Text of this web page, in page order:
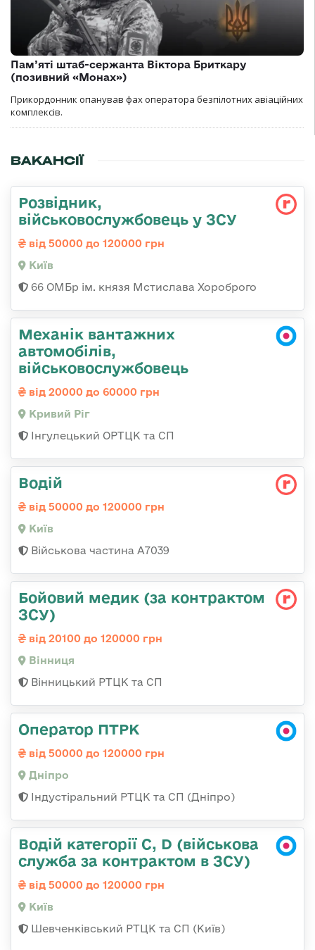
Пам’яті штаб-сержанта Віктора Бриткару
(позивний «Монах»)
Прикордонник опанував фах оператора безпілотних авіаційних
комплексів.
ВАКАНСІЇ
Розвідник,
військовослужбовець у ЗСУ
від 50000 до 120000 грн
Київ
66 ОМБр ім. князя Мстислава Хороброго
Механік вантажних
автомобілів,
військовослужбовець
від 20000 до 60000 грн
Кривий Ріг
Інгулецький ОРТЦК та СП
Водій
від 50000 до 120000 грн
Київ
Військова частина А7039
Бойовий медик (за контрактом
ЗСУ)
від 20100 до 120000 грн
Вінниця
Вінницький РТЦК та СП
Оператор ПТРК
від 50000 до 120000 грн
Дніпро
Індустіральний РТЦК та СП (Дніпро)
Водій категорії C, D (військова
служба за контрактом в ЗСУ)
від 50000 до 120000 грн
Київ
Шевченківський РТЦК та СП (Київ)